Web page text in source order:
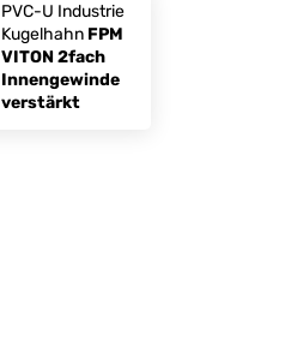
PVC-U Industrie
Kugelhahn FPM
VITON 2fach
Innengewinde
verstärkt